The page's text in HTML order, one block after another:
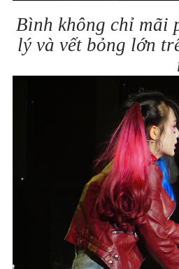
Bình không chỉ mãi
lý và vết bỏng lớn